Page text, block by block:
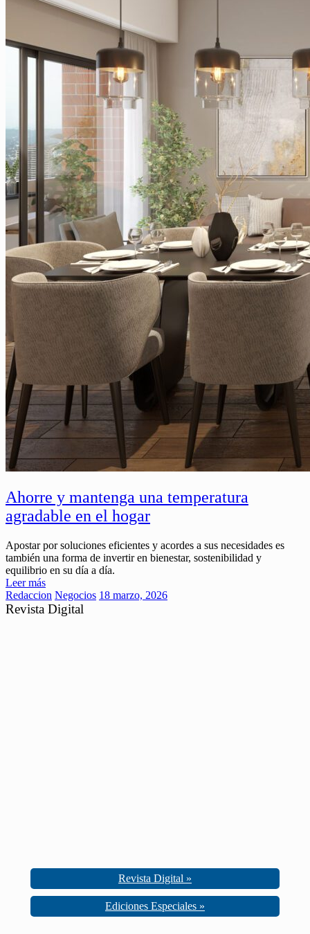
Ahorre y mantenga una temperatura
agradable en el hogar
Apostar por soluciones eficientes y acordes a sus necesidades es
también una forma de invertir en bienestar, sostenibilidad y
equilibrio en su día a día.
Leer más
Redaccion Negocios 18 marzo, 2026
Revista Digital
Revista Digital »
Ediciones Especiales »